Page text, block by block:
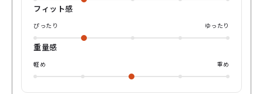
フィット感
ぴったり ゆったり
重量感
軽め 重め